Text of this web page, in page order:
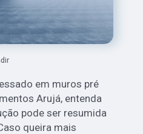
em muros pré
Arujá, entenda
pode ser resumida
queira mais